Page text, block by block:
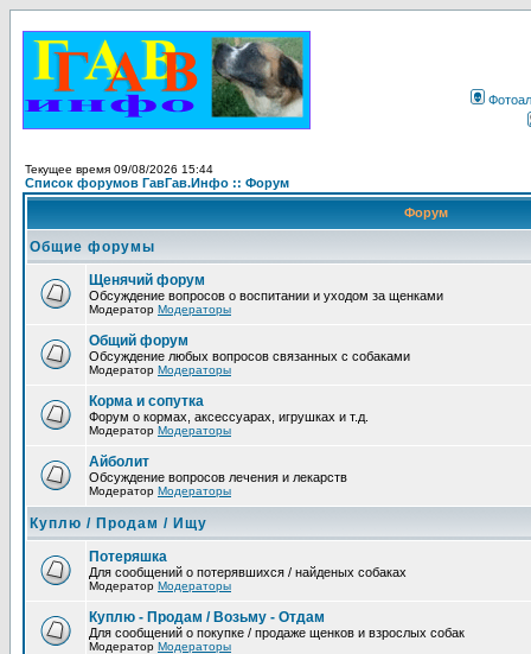
Текущее время 09/08/2026 15:44
Список форумов ГавГав.Инфо :: Форум
Форум
Общие форумы
Щенячий форум
Обсуждение вопросов о воспитании и уходом за щенками
Модератор Модераторы
Общий форум
Обсуждение любых вопросов связанных с собаками
Модератор Модераторы
Корма и сопутка
Форум о кормах, аксессуарах, игрушках и т.д.
Модератор Модераторы
Айболит
Обсуждение вопросов лечения и лекарств
Модератор Модераторы
Куплю / Продам / Ищу
Потеряшка
Для сообщений о потерявшихся / найденых собаках
Модератор Модераторы
Куплю - Продам / Возьму - Отдам
Для сообщений о покупке / продаже щенков и взрослых собак
Модератор Модераторы